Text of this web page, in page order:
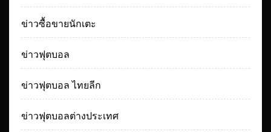
ข่าวซื้อขายนักเตะ
ข่าวฟุตบอล
ข่าวฟุตบอล ไทยลีก
ข่าวฟุตบอลต่างประเทศ